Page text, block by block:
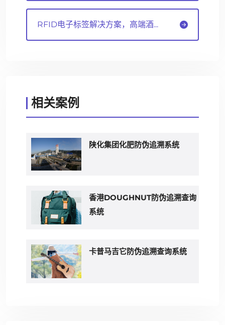
RFID电子标签解决方案，高端酒...
相关案例
陕化集团化肥防伪追溯系统
香港DOUGHNUT防伪追溯查询
系统
卡普马吉它防伪追溯查询系统